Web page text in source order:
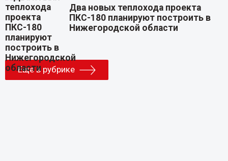
Два новых теплохода проекта
ПКС-180 планируют построить в
Нижегородской области
Еще в рубрике